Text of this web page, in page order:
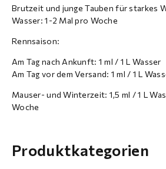
Brutzeit und junge Tauben für starkes
Wasser: 1-2 Mal pro Woche
Rennsaison:
Am Tag nach Ankunft: 1 ml / 1 L Wasser
Am Tag vor dem Versand: 1 ml / 1 L
Mauser- und Winterzeit: 1,5 ml / 1 L
Woche
Produktkategorien